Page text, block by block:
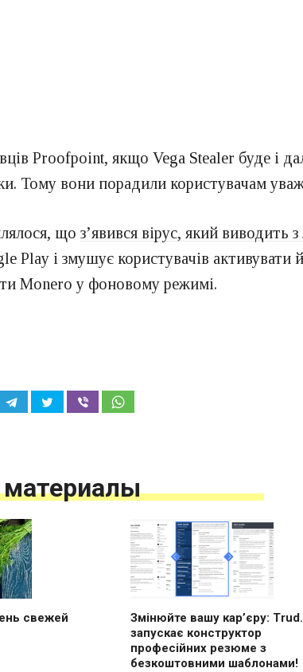
Proofpoint, якщо Vega Stealer буде і
Тому вони порадили користувачам
що з’явився вірус, який
Play і змушує користувачів
Monero у фоновому режимі.
свежей
Змінюйте вашу кар’єру:
запускає конструктор
професійних резюме з
безкоштовними шаблонами!